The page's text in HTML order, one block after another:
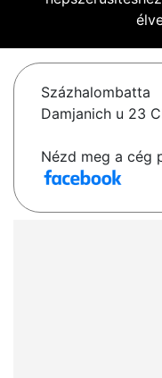
Százhalombatta
Damjanich u 23
Nézd meg a cég